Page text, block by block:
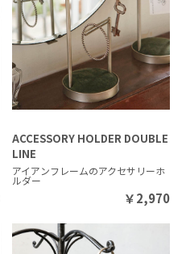
ACCESSORY HOLDER DOUBLE
LINE
アイアンフレームのアクセサリーホ
ルダー
￥2,970